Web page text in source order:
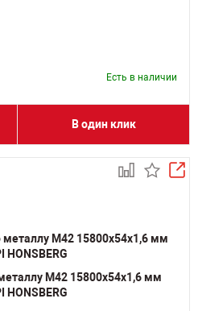
Есть в наличии
В один клик
M42 15800х54х1,6 мм
HONSBERG